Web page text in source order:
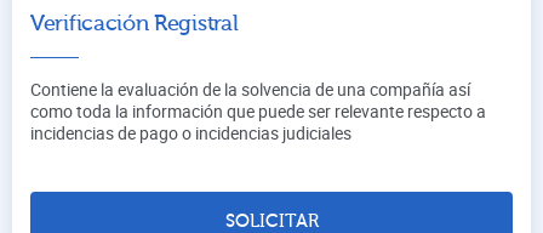
Verificación Registral
Contiene la evaluación de la solvencia de una compañía así
como toda la información que puede ser relevante respecto a
incidencias de pago o incidencias judiciales
SOLICITAR